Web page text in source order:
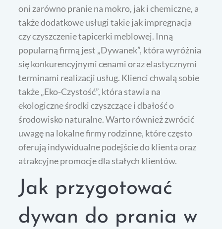
oni zarówno pranie na mokro, jak i chemiczne, a
także dodatkowe usługi takie jak impregnacja
czy czyszczenie tapicerki meblowej. Inną
popularną firmą jest „Dywanek”, która wyróżnia
się konkurencyjnymi cenami oraz elastycznymi
terminami realizacji usług. Klienci chwalą sobie
także „Eko-Czystość”, która stawia na
ekologiczne środki czyszczące i dbałość o
środowisko naturalne. Warto również zwrócić
uwagę na lokalne firmy rodzinne, które często
oferują indywidualne podejście do klienta oraz
atrakcyjne promocje dla stałych klientów.
Jak przygotować
dywan do prania w